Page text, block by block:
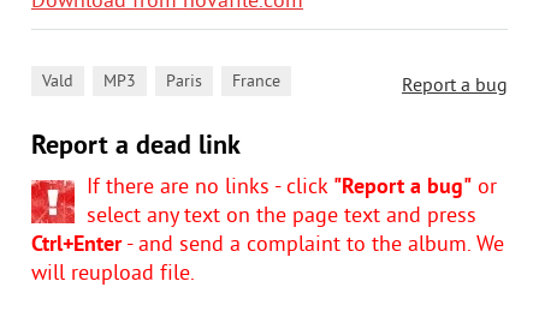
Report a bug
Vald MP3 Paris France
Report a dead link
If there are no links - click "Report a bug" or
select any text on the page text and press
Ctrl+Enter- and send a complaint to the album. We
will reupload file.